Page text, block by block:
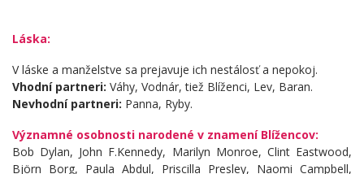
Láska:
V láske a manželstve sa prejavuje ich nestálosť a nepokoj.
Vhodní partneri: Váhy, Vodnár, tiež Blíženci, Lev, Baran.
Nevhodní partneri: Panna, Ryby.
Významné osobnosti narodené v znamení Blížencov:
Bob Dylan, John F.Kennedy, Marilyn Monroe, Clint Eastwood,
Björn Borg, Paula Abdul, Priscilla Presley, Naomi Campbell,